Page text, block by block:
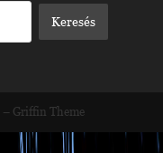
– Griffin Theme